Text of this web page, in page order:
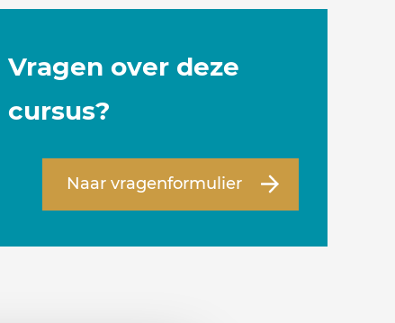
Vragen over deze
cursus?
Naar vragenformulier